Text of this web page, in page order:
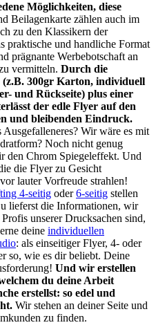
Möglichkeiten, diese
Beilagenkarte zählen auch im
zu den Klassikern der
praktische und handliche Format
prägnante Werbebotschaft an
vermitteln. Durch die
300gr Karton, individuell
und Rückseite) plus einer
der edle Flyer auf den
und bleibenden Eindruck.
Wir wäre es mit
Noch nicht genug
den Chrom Spiegeleffekt. Und
die Flyer zu Gesicht
lauter Vorfreude strahlen!
4-seitig oder6-seitig stellen
lieferst die Informationen, wir
unserer Drucksachen sind,
deine individuellen
: als einseitiger Flyer, 4- oder
so, wie es dir beliebt. Deine
Und wir erstellen
du deine Arbeit
erstellst: so edel und
Wir stehen an deiner Seite und
zu finden.